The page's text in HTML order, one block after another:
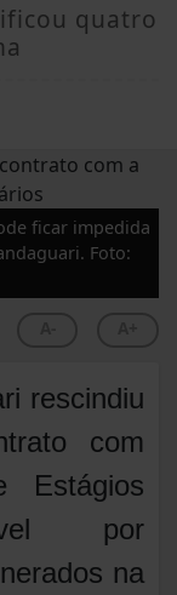
quatro
ficar impedida
Foto:
rescindiu
com
Estágios
por
na